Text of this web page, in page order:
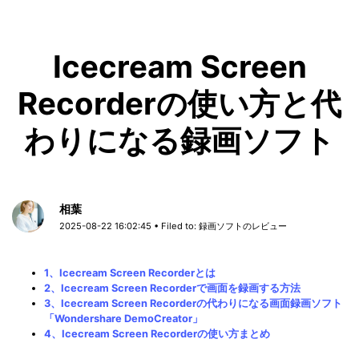
Icecream Screen
Recorderの使い方と代
わりになる録画ソフト
相葉
2025-08-22 16:02:45 • Filed to:録画ソフトのレビュー
1、Icecream Screen Recorderとは
2、Icecream Screen Recorderで画面を録画する方法
3、Icecream Screen Recorderの代わりになる画面録画ソフト
「Wondershare DemoCreator」
4、Icecream Screen Recorderの使い方まとめ